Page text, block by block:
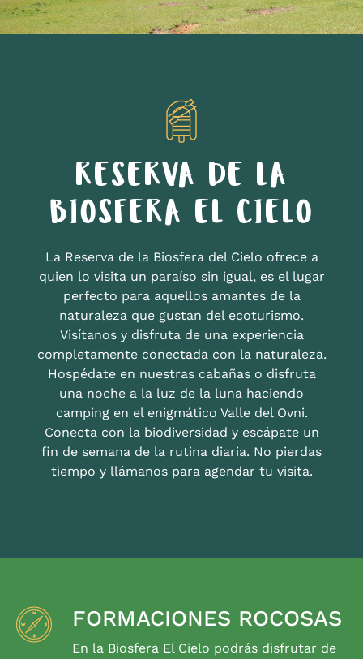
RESERVA DE LA
BIOSFERA EL CIELO
La Reserva de la Biosfera del Cielo ofrece a
quien lo visita un paraíso sin igual, es el lugar
perfecto para aquellos amantes de la
naturaleza que gustan del ecoturismo.
Visítanos y disfruta de una experiencia
completamente conectada con la naturaleza.
Hospédate en nuestras cabañas o disfruta
una noche a la luz de la luna haciendo
camping en el enigmático Valle del Ovni.
Conecta con la biodiversidad y escápate un
fin de semana de la rutina diaria. No pierdas
tiempo y llámanos para agendar tu visita.
FORMACIONES ROCOSAS
En la Biosfera El Cielo podrás disfrutar de